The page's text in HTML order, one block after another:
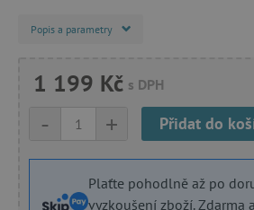
Popis a parametry
1 199 Kč s DPH
+
- Přidat do
Plaťte pohodlně až po
vyzkoušení zboží. Zdarma